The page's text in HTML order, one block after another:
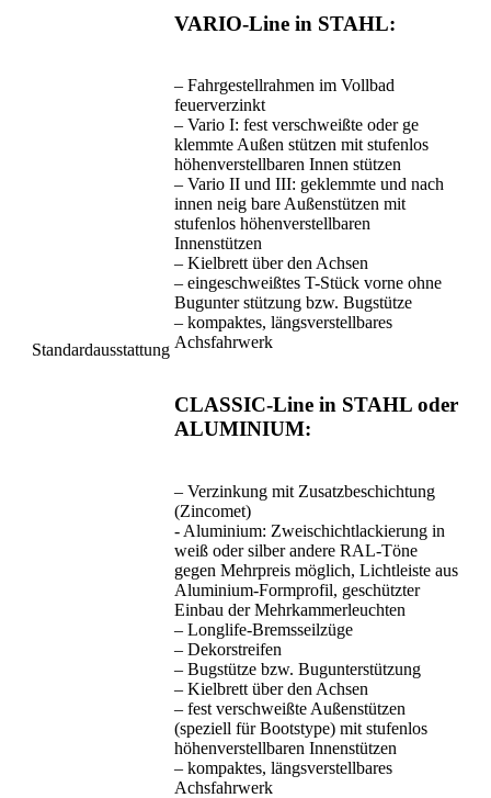
Standardausstattung
VARIO-Line in STAHL:
– Fahrgestellrahmen im Vollbad
feuerverzinkt
– Vario I: fest verschweißte oder ge
klemmte Außen stützen mit stufenlos
höhenverstellbaren Innen stützen
– Vario II und III: geklemmte und nach
innen neig bare Außenstützen mit
stufenlos höhenverstellbaren
Innenstützen
– Kielbrett über den Achsen
– eingeschweißtes T-Stück vorne ohne
Bugunter stützung bzw. Bugstütze
– kompaktes, längsverstellbares
Achsfahrwerk
CLASSIC-Line in STAHL oder
ALUMINIUM:
– Verzinkung mit Zusatzbeschichtung
(Zincomet)
- Aluminium: Zweischichtlackierung in
weiß oder silber andere RAL-Töne
gegen Mehrpreis möglich, Lichtleiste aus
Aluminium-Formprofil, geschützter
Einbau der Mehrkammerleuchten
– Longlife-Bremsseilzüge
– Dekorstreifen
– Bugstütze bzw. Bugunterstützung
– Kielbrett über den Achsen
– fest verschweißte Außenstützen
(speziell für Bootstype) mit stufenlos
höhenverstellbaren Innenstützen
– kompaktes, längsverstellbares
Achsfahrwerk